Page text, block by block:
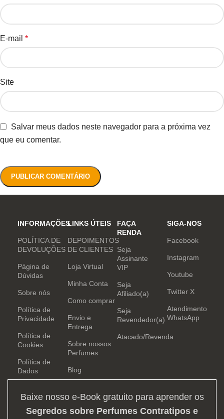
E-mail *
Site
Salvar meus dados neste navegador para a próxima vez
que eu comentar.
INFORMAÇÕES
POLÍTICA DE
DEVOLUÇÕES
Página de
Dúvidas
Sobre nós
Política de
Privacidade
Política de
Cookies
Política de
Dados
LINKS ÚTEIS
DEPOIMENTOS
DE CLIENTES
Loja Virtual
Minha Conta
Como comprar
Envio e
Entrega
Sobre nossos
Perfumes
Blog
FAÇA
RENDA
Seja
Assinante
VIP
Seja
Afiliado(a)
Seja
Revendedor(a)
Atacado/Revenda
SIGA-NOS
Facebook
Instagram
Youtube
Twitter X
Atendimento
WhatsApp
Baixe nosso e-Book gratuito para aprender os
Segredos sobre Perfumes Contratipos e